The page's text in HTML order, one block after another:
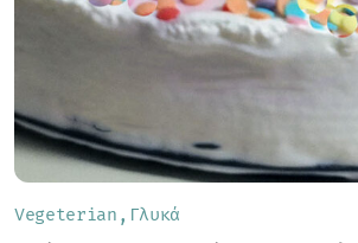
Vegeterian Γλυκά